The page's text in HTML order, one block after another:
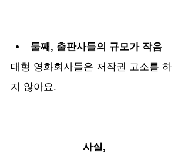
둘째, 출판사들의 규모가 작음
대형 영화회사들은 저작권 고소를 하
지 않아요.
사실,